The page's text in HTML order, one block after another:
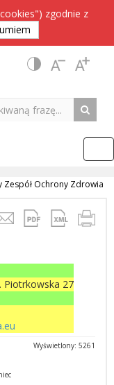
zgodnie z
Zespół Ochrony Zdrowia
Piotrkowska 27
Wyświetlony: 5261